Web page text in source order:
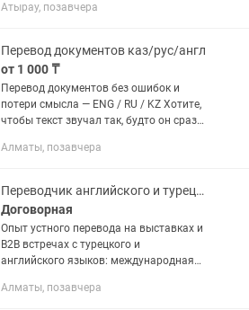
Перевод с русского на казахский, с
на...
Атырау, позавчера
Перевод документов каз/рус/англ
от 1 000 ₸
Перевод документов без ошибок и
потери смысла — ENG / RU / KZ Хотите,
чтобы текст звучал так, будто он сразу
помогаю сохранить смысл, стиль и
Алматы, позавчера
Переводчик английского и турецкого языков
Договорная
Опыт устного перевода на выставках и
B2B встречах с турецкого и
английского языков: международная
товаров для дома, компания в сфере
Алматы, позавчера